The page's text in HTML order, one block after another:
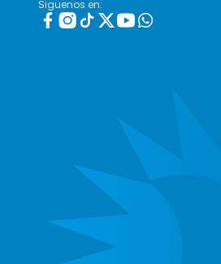
Siguenos en: